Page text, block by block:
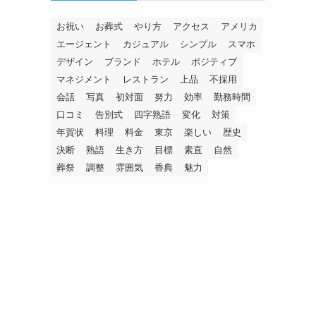
お祝い お葬式 やり方 アクセス
アメリカ
エージェント
カジュアル シンプル
スマホ
デザイン
ブランド ホテル
ポジティブ
マネジメント
レストラン 上品
不採用
会話
写真 初対面 努力 効率
勤務時間
口コミ
告別式 四字熟語 変化
対策
年賀状
料理 料金 東京 楽しい
歴史
決断
熟語 生き方 目標 素直
自然
葬祭
調整 雰囲気 香典 魅力